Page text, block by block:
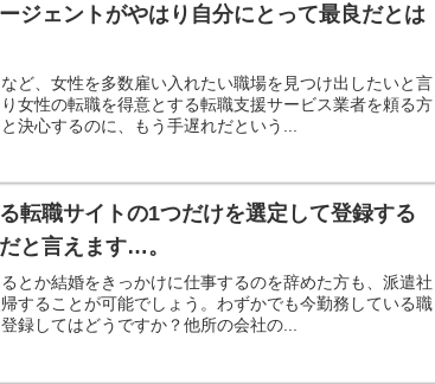
ジェントがやはり自分にとって最良だとは
ど、女性を多数雇い入れたい職場を見つけ出したいと言
女性の転職を得意とする転職支援サービス業者を頼る方
決心するのに、もう手遅れだという...
転職サイトの1つだけを選定して登録する
と言えます…。
とか結婚をきっかけに仕事するのを辞めた方も、派遣社
することが可能でしょう。わずかでも今勤務している職
録してはどうですか？他所の会社の...